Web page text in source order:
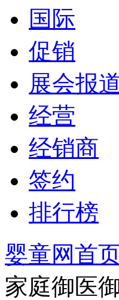
国际
促销
展会报
经营
经销商
签约
排行榜
婴童网首
家庭御医